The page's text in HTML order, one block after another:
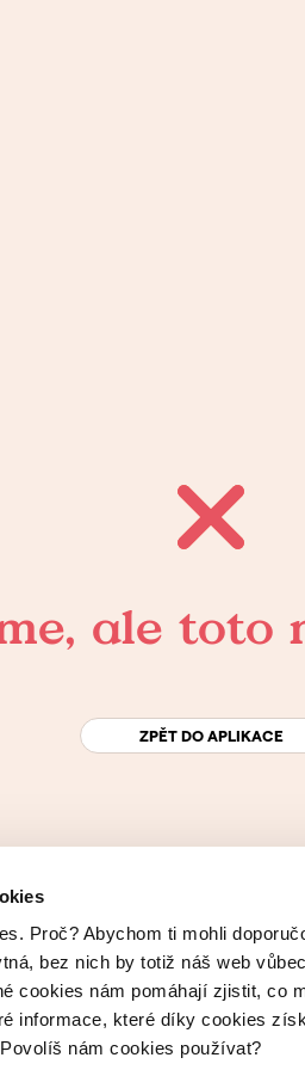
Proč? Abychom ti mohli
bez nich by totiž náš web
cookies nám pomáhají zjistit, co
informace, které díky cookies
nám cookies používat?
ale toto
ZPĚT DO APLIKACE